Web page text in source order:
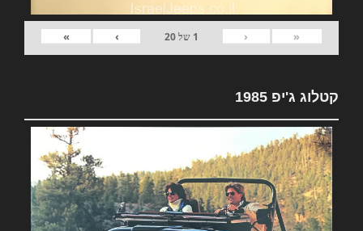
«
‹
1 של20
›
»
קטלוג ג'יפ 1985